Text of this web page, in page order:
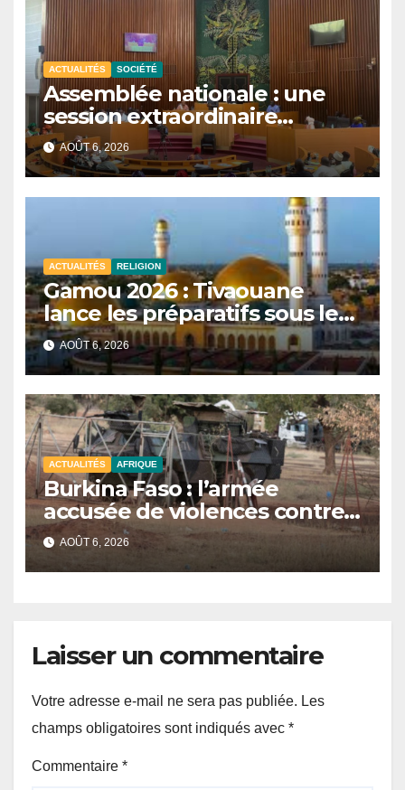
ACTUALITÉS SOCIÉTÉ
Assemblée nationale : une
session extraordinaire
convoquée le 10 août avec
plusieurs commissions
d’enquête à l’ordre du jour.
AOÛT 6, 2026
ACTUALITÉS RELIGION
Gamou 2026 : Tivaouane
lance les préparatifs sous le
signe de l’unité et du Tawhid.
AOÛT 6, 2026
ACTUALITÉS AFRIQUE
Burkina Faso : l’armée
accusée de violences contre
des civils après une attaque
jihadiste.
AOÛT 6, 2026
Laisser un commentaire
Votre adresse e-mail ne sera pas publiée. Les
champs obligatoires sont indiqués avec *
Commentaire *